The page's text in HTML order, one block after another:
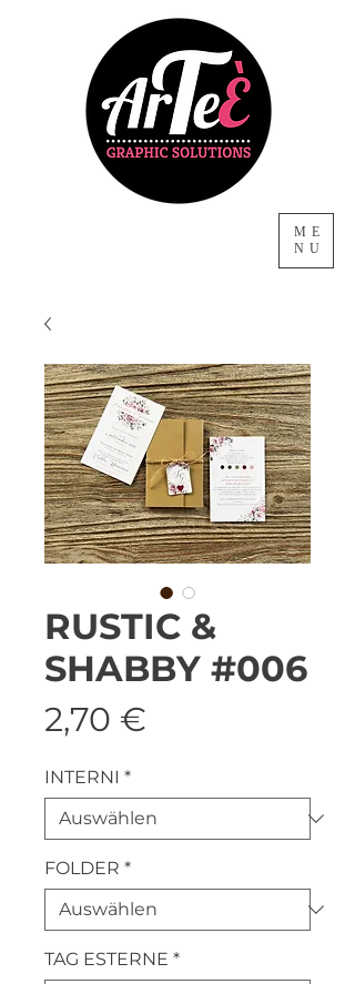
ME
NU
RUSTIC &
SHABBY #006
2,70 €
INTERNI *
FOLDER *
TAG ESTERNE *